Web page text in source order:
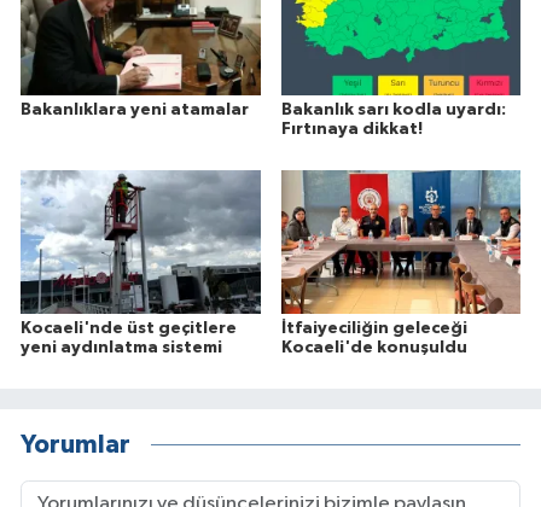
Bakanlıklara yeni atamalar
Bakanlık sarı kodla uyardı:
Fırtınaya dikkat!
Kocaeli'nde üst geçitlere
yeni aydınlatma sistemi
İtfaiyeciliğin geleceği
Kocaeli'de konuşuldu
Yorumlar